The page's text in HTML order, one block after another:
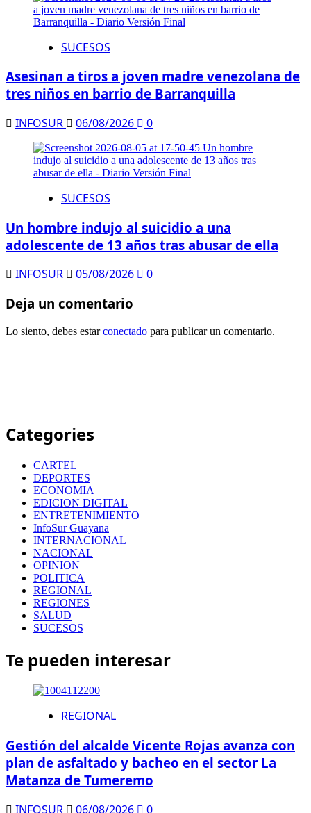
SUCESOS
Asesinan a tiros a joven madre venezolana de
tres niños en barrio de Barranquilla
INFOSUR 06/08/2026 0
SUCESOS
Un hombre indujo al suicidio a una
adolescente de 13 años tras abusar de ella
INFOSUR 05/08/2026 0
Deja un comentario
Lo siento, debes estarconectado para publicar un comentario.
Categories
CARTEL
DEPORTES
ECONOMIA
EDICION DIGITAL
ENTRETENIMIENTO
InfoSur Guayana
INTERNACIONAL
NACIONAL
OPINION
POLITICA
REGIONAL
REGIONES
SALUD
SUCESOS
Te pueden interesar
REGIONAL
Gestión del alcalde Vicente Rojas avanza con
plan de asfaltado y bacheo en el sector La
Matanza de Tumeremo
INFOSUR 06/08/2026 0